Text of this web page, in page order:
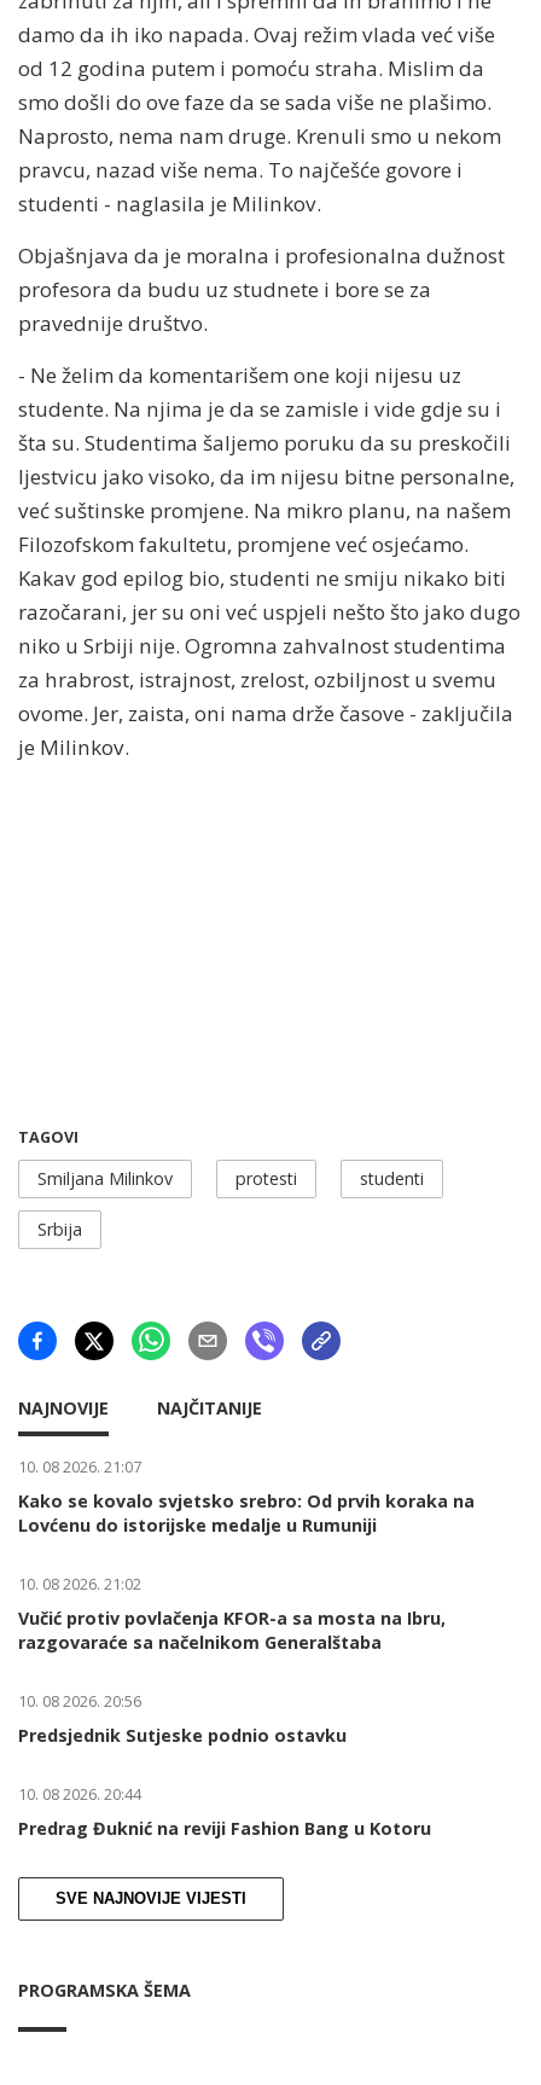
damo da ih iko napada. Ovaj režim vlada već više
od 12 godina putem i pomoću straha. Mislim da
smo došli do ove faze da se sada više ne plašimo.
Naprosto, nema nam druge. Krenuli smo u nekom
pravcu, nazad više nema. To najčešće govore i
studenti - naglasila je Milinkov.
Objašnjava da je moralna i profesionalna dužnost
profesora da budu uz studnete i bore se za
pravednije društvo.
- Ne želim da komentarišem one koji nijesu uz
studente. Na njima je da se zamisle i vide gdje su i
šta su. Studentima šaljemo poruku da su preskočili
ljestvicu jako visoko, da im nijesu bitne personalne,
već suštinske promjene. Na mikro planu, na našem
Filozofskom fakultetu, promjene već osjećamo.
Kakav god epilog bio, studenti ne smiju nikako biti
razočarani, jer su oni već uspjeli nešto što jako dugo
niko u Srbiji nije. Ogromna zahvalnost studentima
za hrabrost, istrajnost, zrelost, ozbiljnost u svemu
ovome. Jer, zaista, oni nama drže časove - zaključila
je Milinkov.
TAGOVI
Smiljana Milinkov protesti studenti
Srbija
NAJNOVIJE NAJČITANIJE
10. 08 2026. 21:07
Kako se kovalo svjetsko srebro: Od prvih koraka na
Lovćenu do istorijske medalje u Rumuniji
10. 08 2026. 21:02
Vučić protiv povlačenja KFOR-a sa mosta na Ibru,
razgovaraće sa načelnikom Generalštaba
10. 08 2026. 20:56
Predsjednik Sutjeske podnio ostavku
10. 08 2026. 20:44
Predrag Đuknić na reviji Fashion Bang u Kotoru
SVE NAJNOVIJE VIJESTI
PROGRAMSKA ŠEMA